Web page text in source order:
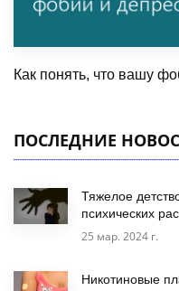
Как понять, что вашу
ПОСЛЕДНИЕ
Тяжелое
психических
25 мар. 2024 г.
Никотиновые